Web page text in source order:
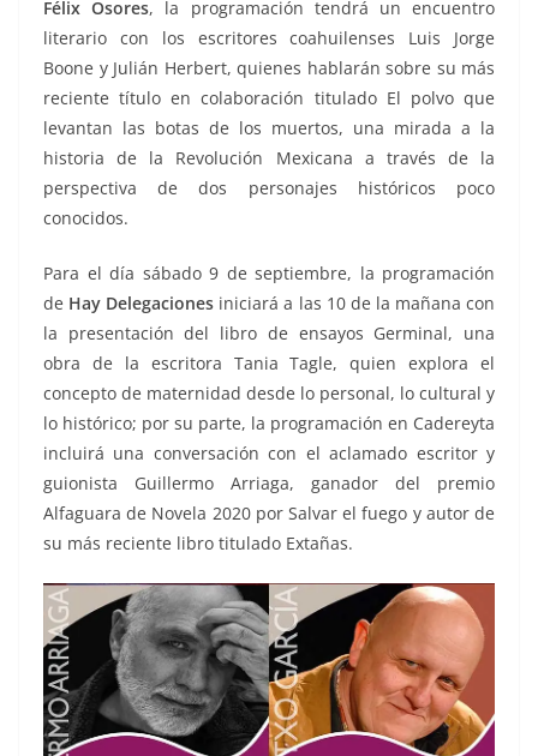
Félix Osores, la programación tendrá un encuentro
literario con los escritores coahuilenses Luis Jorge
Boone y Julián Herbert, quienes hablarán sobre su más
reciente título en colaboración titulado El polvo que
levantan las botas de los muertos, una mirada a la
historia de la Revolución Mexicana a través de la
perspectiva de dos personajes históricos poco
conocidos.
Para el día sábado 9 de septiembre, la programación
de Hay Delegaciones iniciará a las 10 de la mañana con
la presentación del libro de ensayos Germinal, una
obra de la escritora Tania Tagle, quien explora el
concepto de maternidad desde lo personal, lo cultural y
lo histórico; por su parte, la programación en Cadereyta
incluirá una conversación con el aclamado escritor y
guionista Guillermo Arriaga, ganador del premio
Alfaguara de Novela 2020 por Salvar el fuego y autor de
su más reciente libro titulado Extañas.